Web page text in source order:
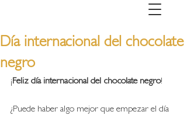
Día internacional del chocolate
negro
¡Feliz día internacional del chocolate negro!
¿Puede haber algo mejor que empezar el día